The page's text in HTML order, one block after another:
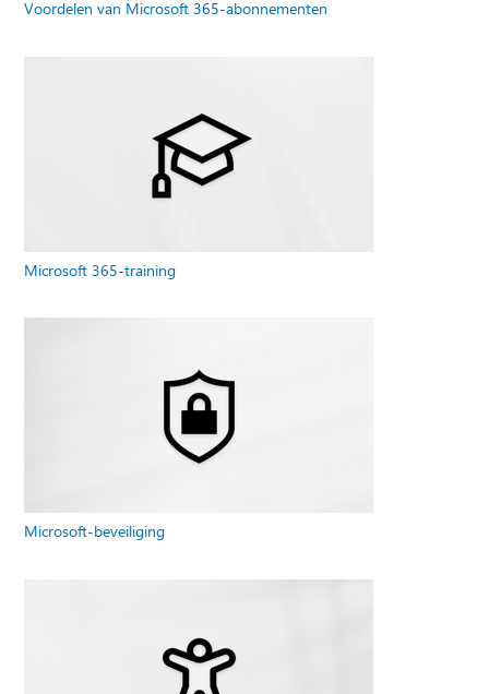
Voordelen van Microsoft 365-abonnementen
Microsoft 365-training
Microsoft-beveiliging